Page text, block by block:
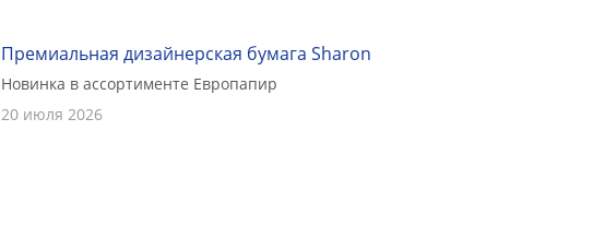
Премиальная дизайнерская бумага Sharon
Новинка в ассортименте Европапир
20 июля 2026